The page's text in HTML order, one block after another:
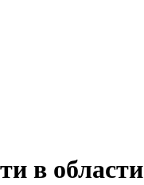
в области